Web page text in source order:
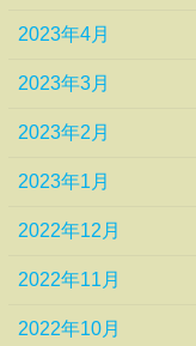
2023年4月
2023年3月
2023年2月
2023年1月
2022年12月
2022年11月
2022年10月